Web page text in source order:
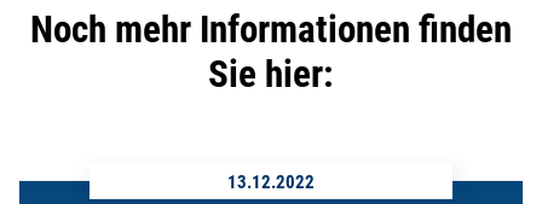
Noch mehr Informationen finden
Sie hier:
13.12.2022